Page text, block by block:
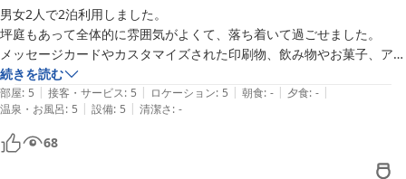
ゲストハウス ちはやふる
2025-11-20
ご滞在中にたくさん歩かれたとのことで、
フットマッサージャー機で少しでもお疲れを
癒していただき、、一棟貸しならではの空間で、
ゆったりお寛ぎいただけたご様子に安堵いたしました。
また、私どもの対応にまでお心を寄せてくださり
重ねてお礼申し上げます。
次回、京都にお越しの際には、是非またお立ち寄りくださいませ。
男女2人で2泊利用しました。
坪庭もあって全体的に雰囲気がよくて、落ち着いて過ごせました。
メッセージカードやカスタマイズされた印刷物、飲み物やお菓子、アメ
ニティグッズの充実、フットマッサージャーなど、とてもホスピタリテ
ィを感じました！
チェックイン時には施設の説明のほか観光についても助言いただき、チ
ェックアウト時にも気遣いの言葉をいただけ、オーナーの人柄が心まで
伝わりました！
立地に関しては、近くにコンビニがあるし、西院駅のほうに福井の名店
続きを読む
部屋: 5 | 接客・サービス: 5 | ロケーション: 5 | 朝食: - | 夕食: - |
温泉・お風呂: 5 | 設備: 5 | 清潔さ: -
68